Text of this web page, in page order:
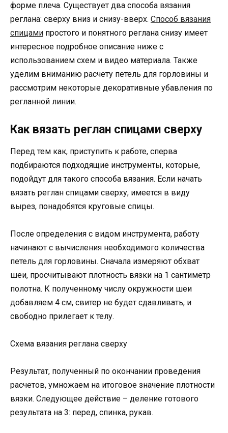
форме плеча. Существует два способа вязания
реглана: сверху вниз и снизу-вверх. Способ вязания
спицами простого и понятного реглана снизу имеет
интересное подробное описание ниже с
использованием схем и видео материала. Также
уделим вниманию расчету петель для горловины и
рассмотрим некоторые декоративные убавления по
регланной линии.
Как вязать реглан спицами сверху
Перед тем как, приступить к работе, сперва
подбираются подходящие инструменты, которые,
подойдут для такого способа вязания. Если начать
вязать реглан спицами сверху, имеется в виду
вырез, понадобятся круговые спицы.
После определения с видом инструмента, работу
начинают с вычисления необходимого количества
петель для горловины. Сначала измеряют обхват
шеи, просчитывают плотность вязки на 1 сантиметр
полотна. К полученному числу окружности шеи
добавляем 4 см, свитер не будет сдавливать, и
свободно прилегает к телу.
Схема вязания реглана сверху
Результат, полученный по окончании проведения
расчетов, умножаем на итоговое значение плотности
вязки. Следующее действие – деление готового
результата на 3: перед, спинка, рукав.